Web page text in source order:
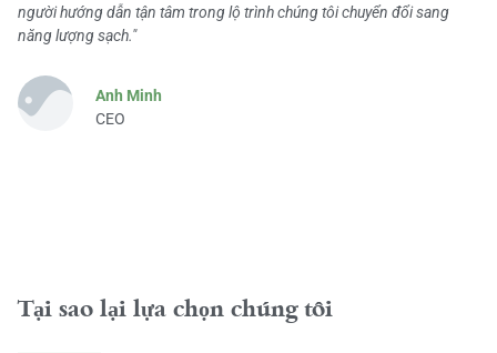
người hướng dẫn tận tâm trong lộ trình chúng tôi chuyển đổi sang
năng lượng sạch."
Anh Minh
CEO
Tại sao lại lựa chọn chúng tôi